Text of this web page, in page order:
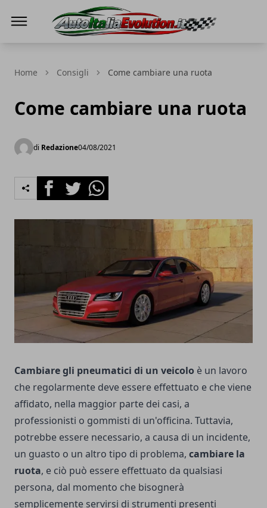
Home Consigli Come cambiare una ruota
Come cambiare una ruota
di Redazione04/08/2021
FacebookTwitterWhatsapp
Cambiare gli pneumatici di un veicolo è un lavoro
che regolarmente deve essere effettuato e che viene
affidato, nella maggior parte dei casi, a
professionisti o gommisti di un'officina. Tuttavia,
potrebbe essere necessario, a causa di un incidente,
un guasto o un altro tipo di problema, cambiare la
ruota, e ciò può essere effettuato da qualsiasi
persona, dal momento che bisognerà
semplicemente servirsi di strumenti presenti